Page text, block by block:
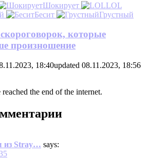
Шокирует
LOL
Бесит Грустный
которые
произношение
18:40updated 08.11.2023, 18:56
the end of the internet.
из Stray… says: